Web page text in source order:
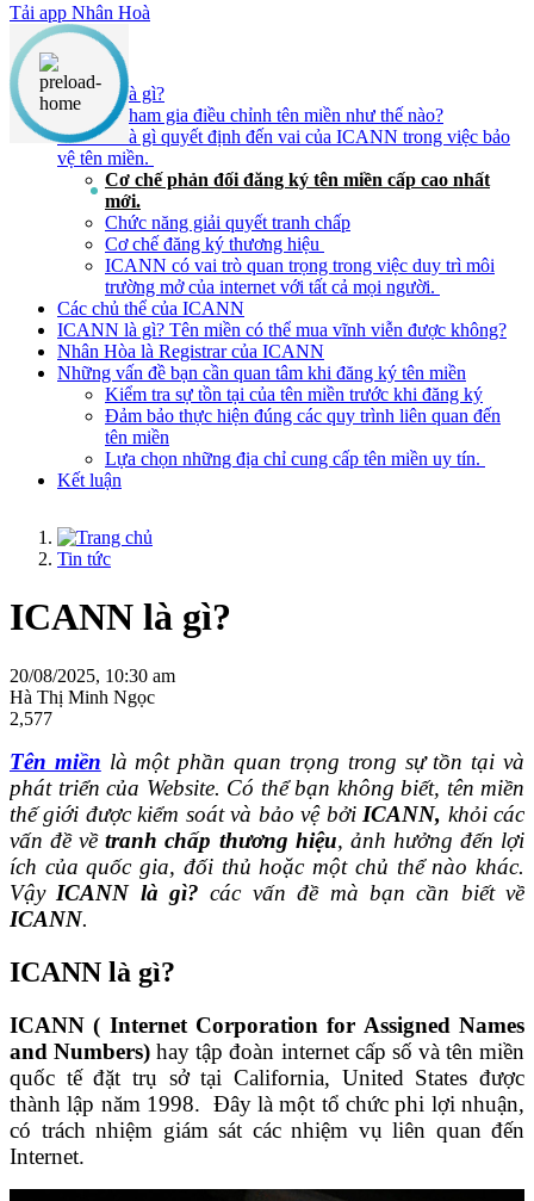
Tải app Nhân Hoà
Nội dung chính
ICANN là gì?
ICANN tham gia điều chỉnh tên miền như thế nào?
ICANN là gì quyết định đến vai của ICANN trong việc bảo
vệ tên miền.
Cơ chế phản đối đăng ký tên miền cấp cao nhất
mới.
Chức năng giải quyết tranh chấp
Cơ chế đăng ký thương hiệu
ICANN có vai trò quan trọng trong việc duy trì môi
trường mở của internet với tất cả mọi người.
Các chủ thể của ICANN
ICANN là gì? Tên miền có thể mua vĩnh viễn được không?
Nhân Hòa là Registrar của ICANN
Những vấn đề bạn cần quan tâm khi đăng ký tên miền
Kiểm tra sự tồn tại của tên miền trước khi đăng ký
Đảm bảo thực hiện đúng các quy trình liên quan đến
tên miền
Lựa chọn những địa chỉ cung cấp tên miền uy tín.
Kết luận
Tin tức
ICANN là gì?
20/08/2025, 10:30 am
Hà Thị Minh Ngọc
2,577
Tên miền là một phần quan trọng trong sự tồn tại và
phát triển của Website. Có thể bạn không biết, tên miền
thế giới được kiểm soát và bảo vệ bởi ICANN, khỏi các
vấn đề vềtranh chấp thương hiệu, ảnh hưởng đến lợi
ích của quốc gia, đối thủ hoặc một chủ thể nào khác.
VậyICANN là gì? các vấn đề mà bạn cần biết về
ICANN.
ICANN là gì?
ICANN ( Internet Corporation for Assigned Names
and Numbers)hay tập đoàn internet cấp số và tên miền
quốc tế đặt trụ sở tại California, United States được
thành lập năm 1998. Đây là một tổ chức phi lợi nhuận,
có trách nhiệm giám sát các nhiệm vụ liên quan đến
Internet.